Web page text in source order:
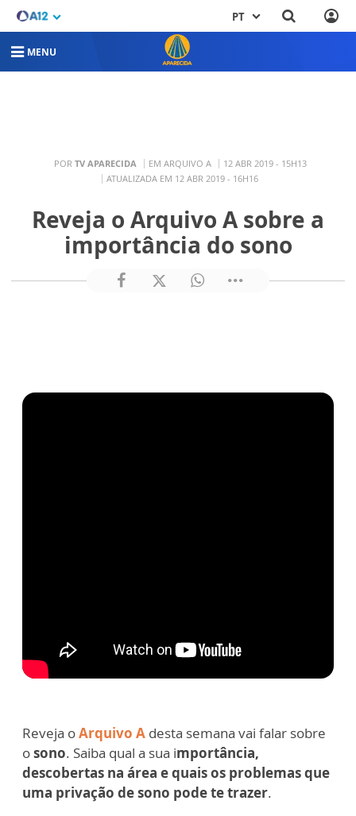
PT
MENU
POR TV APARECIDA EM ARQUIVO A
12 ABR 2019 - 15H13
ATUALIZADA EM 12 ABR 2019 - 16H16
Reveja o Arquivo A sobre a
importância do sono
Reveja oArquivo A desta semana vai falar sobre
osono. Saiba qual a sua importância,
descobertas na área e quais os problemas que
uma privação de sono pode te trazer.